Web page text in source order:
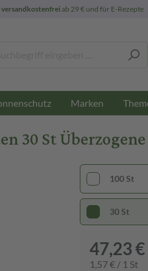
versandkostenfreiab 29 € und für E-Rezepte
Marken
30 St
100 St
30 St
47,23 €
1,57 € / 1 St